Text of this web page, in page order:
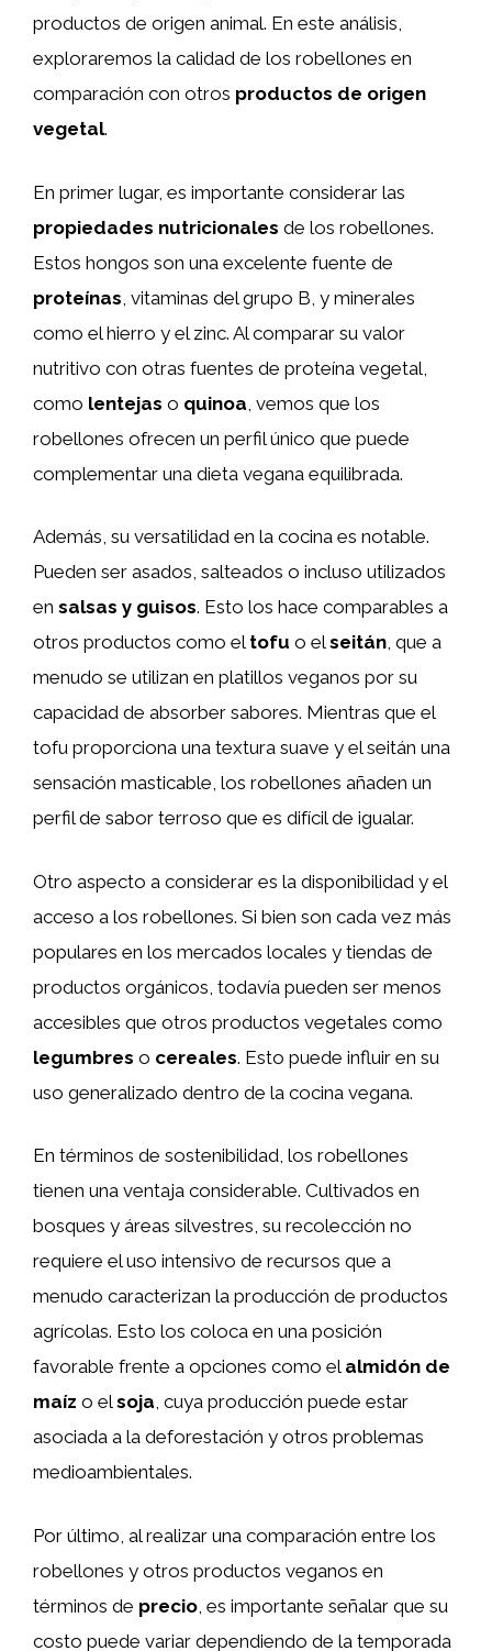
productos de origen animal. En este análisis,
exploraremos la calidad de los robellones en
comparación con otros productos de origen
vegetal.
En primer lugar, es importante considerar las
propiedades nutricionales de los robellones.
Estos hongos son una excelente fuente de
proteínas , vitaminas del grupo B, y minerales
como el hierro y el zinc. Al comparar su valor
nutritivo con otras fuentes de proteína vegetal,
como lentejas o quinoa , vemos que los
robellones ofrecen un perfil único que puede
complementar una dieta vegana equilibrada.
Además, su versatilidad en la cocina es notable.
Pueden ser asados, salteados o incluso utilizados
en salsas y guisos. Esto los hace comparables a
otros productos como el tofu o elseitán, que a
menudo se utilizan en platillos veganos por su
capacidad de absorber sabores. Mientras que el
tofu proporciona una textura suave y el seitán una
sensación masticable, los robellones añaden un
perfil de sabor terroso que es difícil de igualar.
Otro aspecto a considerar es la disponibilidad y el
acceso a los robellones. Si bien son cada vez más
populares en los mercados locales y tiendas de
productos orgánicos, todavía pueden ser menos
accesibles que otros productos vegetales como
legumbres o cereales. Esto puede influir en su
uso generalizado dentro de la cocina vegana.
En términos de sostenibilidad, los robellones
tienen una ventaja considerable. Cultivados en
bosques y áreas silvestres, su recolección no
requiere el uso intensivo de recursos que a
menudo caracterizan la producción de productos
agrícolas. Esto los coloca en una posición
favorable frente a opciones como el almidón de
maíz o elsoja, cuya producción puede estar
asociada a la deforestación y otros problemas
medioambientales.
Por último, al realizar una comparación entre los
robellones y otros productos veganos en
términos de precio , es importante señalar que su
costo puede variar dependiendo de la temporada